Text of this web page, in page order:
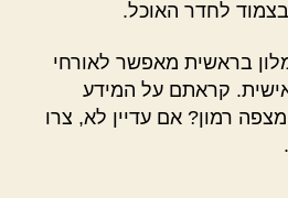
לחדר האוכל.
בראשית מאפשר לאורחי
קראתם על המידע
רמון? אם עדיין לא, צרו